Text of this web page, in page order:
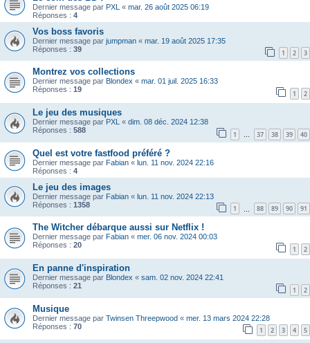
Dernier message par PXL « mar. 26 août 2025 06:19
Réponses : 4
Vos boss favoris
Dernier message par jumpman « mar. 19 août 2025 17:35
Réponses : 39 1 2 3
Montrez vos collections
Dernier message par Blondex « mar. 01 juil. 2025 16:33
Réponses : 19 1 2
Le jeu des musiques
Dernier message par PXL « dim. 08 déc. 2024 12:38
Réponses : 588 1 … 37 38 39 40
Quel est votre fastfood préféré ?
Dernier message par Fabian « lun. 11 nov. 2024 22:16
Réponses : 4
Le jeu des images
Dernier message par Fabian « lun. 11 nov. 2024 22:13
Réponses : 1358 1 88 89 90 91
The Witcher débarque aussi sur Netflix !
Dernier message par Fabian « mer. 06 nov. 2024 00:03
Réponses : 20 1 2
En panne d'inspiration
Dernier message par Blondex « sam. 02 nov. 2024 22:41
Réponses : 21 1 2
Musique
Dernier message par Twinsen Threepwood « mer. 13 mars 2024 22:28
Réponses : 70 1 2 3 4 5